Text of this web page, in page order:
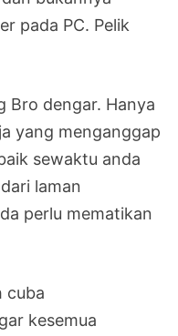
pada PC. Pelik
Bro dengar. Hanya
yang menganggap
sewaktu anda
laman
perlu mematikan
cuba
kesemua